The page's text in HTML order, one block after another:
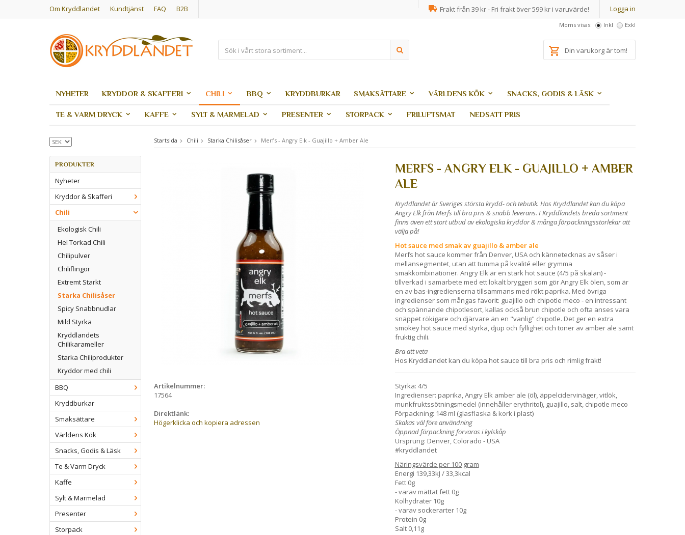
Om Kryddlandet Kundtjänst FAQ B2B Logga in
Frakt från 39 kr - Fri frakt över 599 kr i varuvärde!
Moms visas: Inkl Exkl
Din varukorg är tom!
NYHETER KRYDDOR & SKAFFERI CHILI BBQ KRYDDBURKAR SMAKSÄTTARE VÄRLDENS KÖK SNACKS, GODIS & LÄSK
TE & VARM DRYCK KAFFE SYLT & MARMELAD PRESENTER STORPACK FRILUFTSMAT NEDSATT PRIS
PRODUKTER
Nyheter
Kryddor & Skafferi
Chili
Ekologisk Chili
Hel Torkad Chili
Chilipulver
Chiliflingor
Extremt Starkt
Starka Chilisåser
Spicy Snabbnudlar
Mild Styrka
Kryddlandets
Chilikarameller
Starka Chiliprodukter
Kryddor med chili
BBQ
Kryddburkar
Smaksättare
Världens Kök
Snacks, Godis & Läsk
Te & Varm Dryck
Kaffe
Sylt & Marmelad
Presenter
Storpack
Startsida Chili Starka Chilisåser Merfs - Angry Elk - Guajillo + Amber Ale
MERFS - ANGRY ELK - GUAJILLO + AMBER
ALE
Kryddlandet är Sveriges största krydd- och tebutik. Hos Kryddlandet kan du köpa
Angry Elk från Merfs till bra pris & snabb leverans. I Kryddlandets breda sortiment
finns även ett stort utbud av ekologiska kryddor & många förpackningsstorlekar att
välja på!
Hot sauce med smak av guajillo & amber ale
Merfs hot sauce kommer från Denver, USA och kännetecknas av såser i
mellansegmentet, utan att tumma på kvalité eller grymma
smakkombinationer. Angry Elk är en stark hot sauce (4/5 på skalan) -
tillverkad i samarbete med ett lokalt bryggeri som gör Angry Elk ölen, som är
en av bas-ingredienserna tillsammans med rökt paprika. Med övriga
ingredienser som mångas favorit: guajillo och chipotle meco - en intressant
och spännande chipotlesort, kallas också brun chipotle och ofta anses vara
snäppet rökigare och djärvare än en "vanlig" chipotle. Det ger en extra
smokey hot sauce med styrka, djup och fyllighet och toner av amber ale samt
fruktig chili.
Bra att veta
Hos Kryddlandet kan du köpa hot sauce till bra pris och rimlig frakt!
Styrka: 4/5
Ingredienser: paprika, Angry Elk amber ale (öl), äppelcidervinäger, vitlök,
munkfruktssötningsmedel (innehåller erythritol), guajillo, salt, chipotle meco
Förpackning: 148 ml (glasflaska & kork i plast)
Skakas väl före användning
Öppnad förpackning förvaras i kylskåp
Ursprung: Denver, Colorado - USA
#kryddlandet
Näringsvärde per 100 gram
Energi 139,33kJ / 33,3kcal
Fett 0g
- varav mättat fett 0g
Kolhydrater 10g
- varav sockerarter 10g
Protein 0g
Salt 0,11g
Artikelnummer:
17564
Direktlänk:
Högerklicka och kopiera adressen